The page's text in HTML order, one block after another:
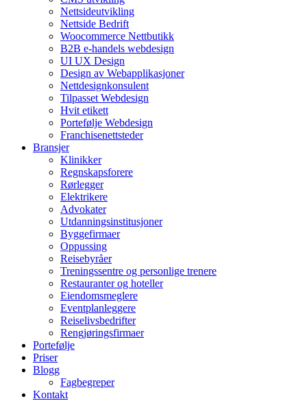
Nettsideutvikling
Nettside Bedrift
Woocommerce Nettbutikk
B2B e-handels webdesign
UI UX Design
Design av Webapplikasjoner
Nettdesignkonsulent
Tilpasset Webdesign
Hvit etikett
Portefølje Webdesign
Franchisenettsteder
Bransjer
Klinikker
Regnskapsforere
Rørlegger
Elektrikere
Advokater
Utdanningsinstitusjoner
Byggefirmaer
Oppussing
Reisebyråer
Treningssentre og personlige trenere
Restauranter og hoteller
Eiendomsmeglere
Eventplanleggere
Reiselivsbedrifter
Rengjøringsfirmaer
Portefølje
Priser
Blogg
Fagbegreper
Kontakt